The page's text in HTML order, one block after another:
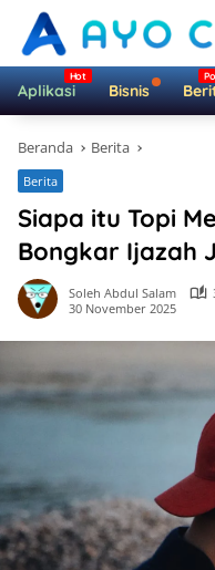
Langsung
konten
Aplikasi Bisnis
Beranda Berita
Berita
Siapa itu Topi
Bongkar Ijazah
Soleh Abdul Salam
30 November 2025